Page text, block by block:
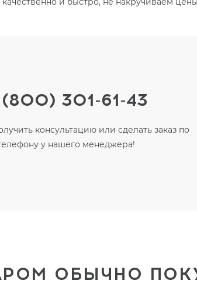
301-61-43
консультацию или сделать заказ по
у нашего менеджера!
ОБЫЧНО